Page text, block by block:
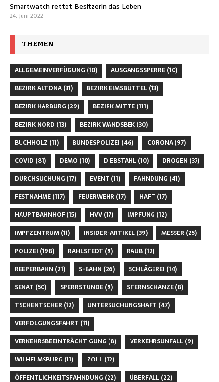
Smartwatch rettet Besitzerin das Leben
24. Juni 2022
THEMEN
ALLGEMEINVERFÜGUNG (10) AUSGANGSSPERRE (10)
BEZIRK ALTONA (31) BEZIRK EIMSBÜTTEL (13)
BEZIRK HARBURG (29) BEZIRK MITTE (111)
BEZIRK NORD (13) BEZIRK WANDSBEK (30)
BUCHHOLZ (11) BUNDESPOLIZEI (46) CORONA (97)
COVID (81) DEMO (10) DIEBSTAHL (10) DROGEN (37)
DURCHSUCHUNG (17) EVENT (11) FAHNDUNG (41)
FESTNAHME (117) FEUERWEHR (17) HAFT (17)
HAUPTBAHNHOF (15) HVV (17) IMPFUNG (12)
IMPFZENTRUM (11) INSIDER-ARTIKEL (39) MESSER (25)
POLIZEI (198) RAHLSTEDT (9) RAUB (12)
REEPERBAHN (21) S-BAHN (26) SCHLÄGEREI (14)
SENAT (50) SPERRSTUNDE (9) STERNSCHANZE (8)
TSCHENTSCHER (12) UNTERSUCHUNGSHAFT (47)
VERFOLGUNGSFAHRT (11)
VERKEHRSBEEINTRÄCHTIGUNG (8) VERKEHRSUNFALL (9)
WILHELMSBURG (11) ZOLL (12)
ÖFFENTLICHKEITSFAHNDUNG (22) ÜBERFALL (22)